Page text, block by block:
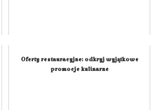
Oferty restauracyjne: odkryj wyjątkowe
promocje kulinarne